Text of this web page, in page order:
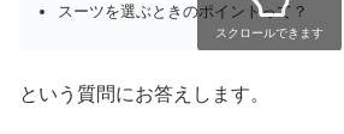
スーツを選ぶときのポイントって？
スクロールできます
という質問にお答えします。